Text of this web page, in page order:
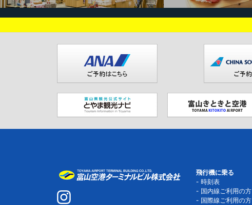
飛行機に乗る
時刻表
国内線ご利用の方
国際線ご利用の方